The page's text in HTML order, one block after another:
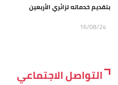
بتقديم خدماته لزائري الأربعين
16/08/24
التواصل الاجتماعي